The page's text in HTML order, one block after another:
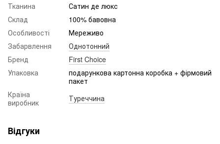
Тканина
Сатин де люкс
Склад
100% бавовна
Особливості
Мереживо
Забарвлення
Однотонний
Бренд
First Choice
Упаковка
подарункова картонна коробка + фірмовий
пакет
Країна
виробник
Туреччина
Відгуки